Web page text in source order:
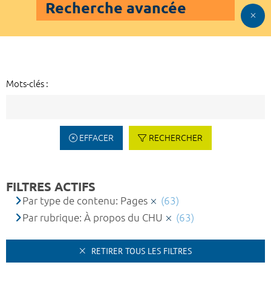
Recherche avancée
Mots-clés :
EFFACER RECHERCHER
FILTRES ACTIFS
Par type de contenu: Pages
(63)
Par rubrique: À propos du CHU
(63)
RETIRER TOUS LES FILTRES